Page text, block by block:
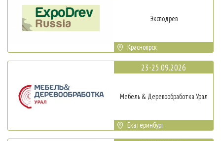
Эксподрев
Красноярск
23-25.09.2026
Мебель & Деревообработка Урал
Екатеринбург